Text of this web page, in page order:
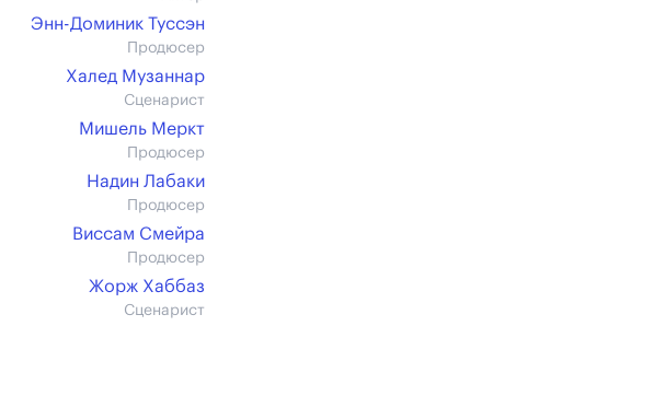
Энн-Доминик Туссэн
Продюсер
Халед Музаннар
Сценарист
Мишель Меркт
Продюсер
Надин Лабаки
Продюсер
Виссам Смейра
Продюсер
Жорж Хаббаз
Сценарист